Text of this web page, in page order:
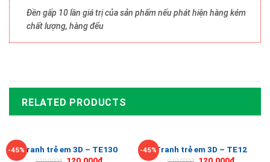
Đền gấp 10 lần giá trị của sản phẩm nếu phát hiện hàng kém
chất lượng, hàng đểu
RELATED PRODUCTS
-45%Tranh trẻ em 3D – TE130 -45%Tranh trẻ em 3D – TE12